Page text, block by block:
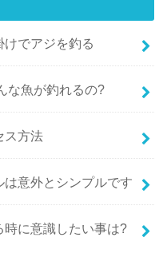
でアジを釣る
な魚が釣れるの?
ス方法
は意外とシンプルです
に意識したい事は?